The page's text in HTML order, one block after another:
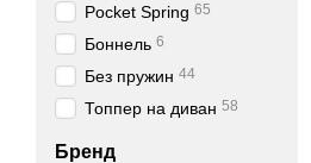
Pocket Spring 65
Боннель 6
Без пружин 44
Топпер на диван 58
Бренд